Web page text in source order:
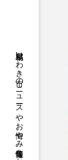
福島県いわき市のニュースやお悔やみ情報等をお届け